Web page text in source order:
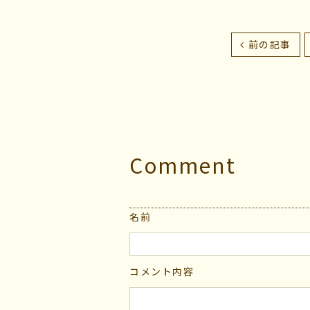
前の記事
Comment
名前
コメント内容